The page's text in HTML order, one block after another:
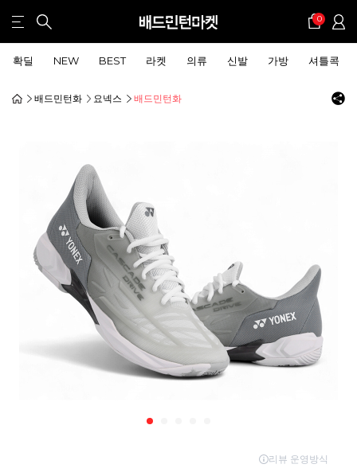
0
확딜 NEW BEST 라켓 의류 신발 가방 셔틀콕
배드민턴화 요넥스 배드민턴화